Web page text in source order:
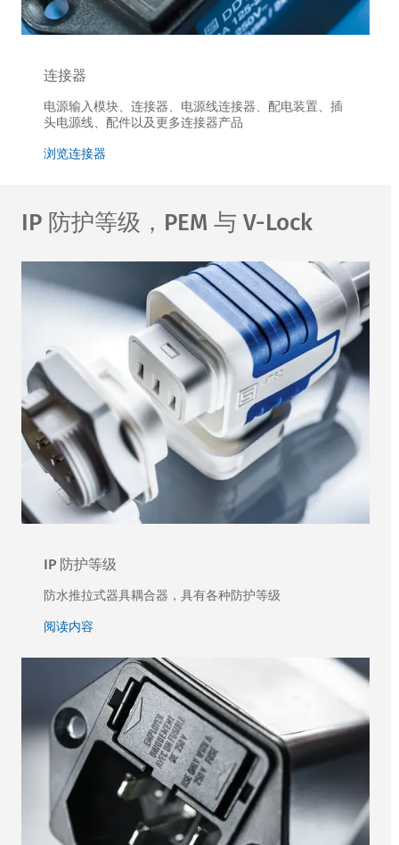
连接器
电源输入模块、连接器、电源线连接器、配电装置、插
头电源线、配件以及更多连接器产品
浏览连接器
IP 防护等级，PEM 与 V-Lock
IP 防护等级
防水推拉式器具耦合器，具有各种防护等级
阅读内容